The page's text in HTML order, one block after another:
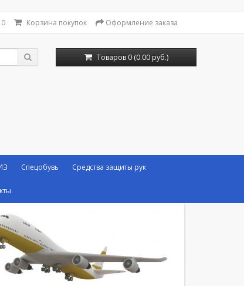
0 Корзина покупок Оформление заказа
Товаров 0 (0.00 руб.)
Спецобувь Средства защиты рук